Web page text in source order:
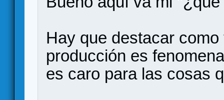
Hay que destacar
producción es
es caro para las cosas